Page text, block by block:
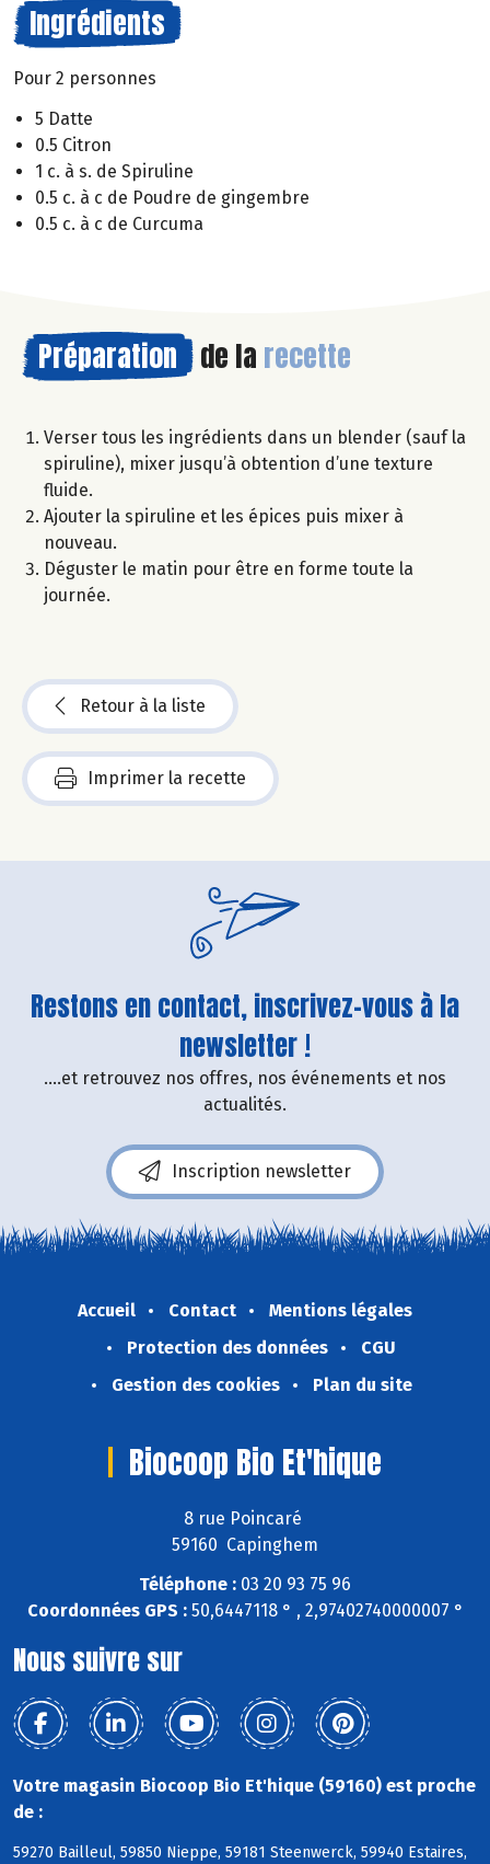
Ingrédients
Pour 2 personnes
5 Datte
0.5 Citron
1 c. à s. de Spiruline
0.5 c. à c de Poudre de gingembre
0.5 c. à c de Curcuma
Préparation de la recette
Verser tous les ingrédients dans un blender (sauf la
spiruline), mixer jusqu’à obtention d’une texture
fluide.
Ajouter la spiruline et les épices puis mixer à
nouveau.
Déguster le matin pour être en forme toute la
journée.
Retour à la liste
Imprimer la recette
Restons en contact, inscrivez-vous à la
newsletter !
....et retrouvez nos offres, nos événements et nos
actualités.
Inscription newsletter
Accueil Contact
Mentions légales
Protection des données
CGU
Gestion des cookies
Plan du site
Biocoop Bio Et'hique
8 rue Poincaré
59160 Capinghem
Téléphone : 03 20 93 75 96
Coordonnées GPS :50,6447118 ° , 2,97402740000007 °
Nous suivre sur
Votre magasin Biocoop Bio Et'hique (59160) est proche
de :
59270 Bailleul, 59850 Nieppe, 59181 Steenwerck, 59940 Estaires,